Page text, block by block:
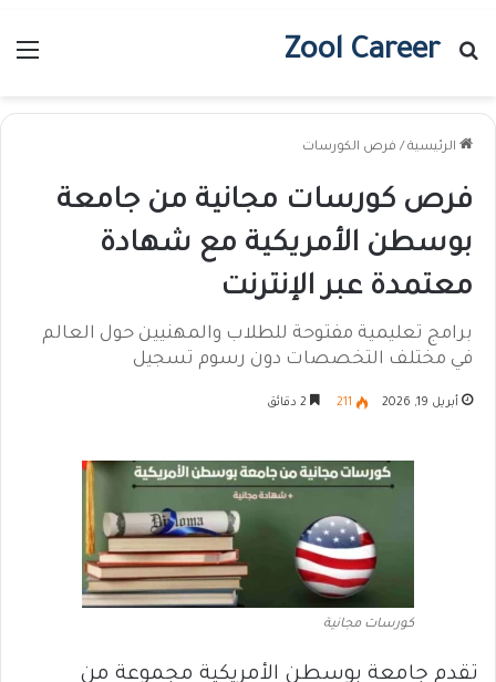
Zool Career
بحث عن
الرئيسية / فرص الكورسات
فرص كورسات مجانية من جامعة
بوسطن الأمريكية مع شهادة
معتمدة عبر الإنترنت
برامج تعليمية مفتوحة للطلاب والمهنيين حول العالم
في مختلف التخصصات دون رسوم تسجيل
أبريل 19, 2026 211
كورسات مجانية
تقدم جامعة بوسطن الأمريكية مجموعة من